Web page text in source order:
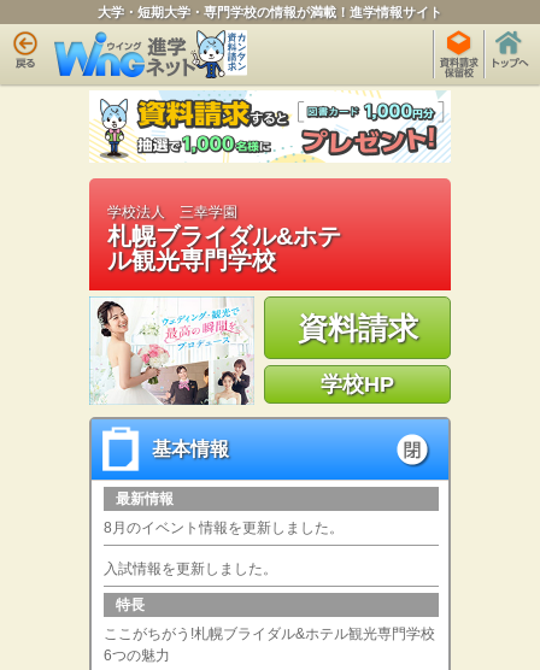
大学・短期大学・専門学校の情報が満載！進学情報サイト
学校法人 三幸学園
札幌ブライダル&ホテ
ル観光専門学校
資料請求
学校HP
基本情報
基本情報
最新情報
8月のイベント情報を更新しました。
入試情報を更新しました。
特長
ここがちがう!札幌ブライダル&ホテル観光専門学校
6つの魅力